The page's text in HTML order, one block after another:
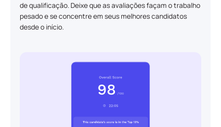
de qualificação. Deixe que as avaliações façam o trabalho
pesado e se concentre em seus melhores candidatos
desde o início.